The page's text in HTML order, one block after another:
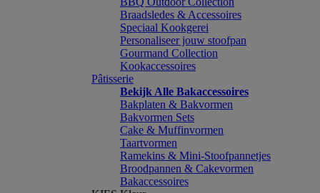
Braadsledes & Accessoires
Speciaal Kookgerei
Personaliseer jouw stoofpan
Gourmand Collection
Kookaccessoires
Pâtisserie
Bekijk Alle Bakaccessoires
Bakplaten & Bakvormen
Bakvormen Sets
Cake & Muffinvormen
Taartvormen
Ramekins & Mini-Stoofpannetjes
Broodpannen & Cakevormen
Bakaccessoires